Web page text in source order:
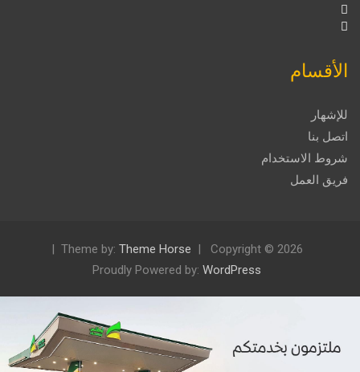
الأقسام
للإشهار
اتصل بنا
شروط الاستخدام
فريق العمل
Copyright © 2026
Theme by: Theme Horse
Proudly Powered by: WordPress